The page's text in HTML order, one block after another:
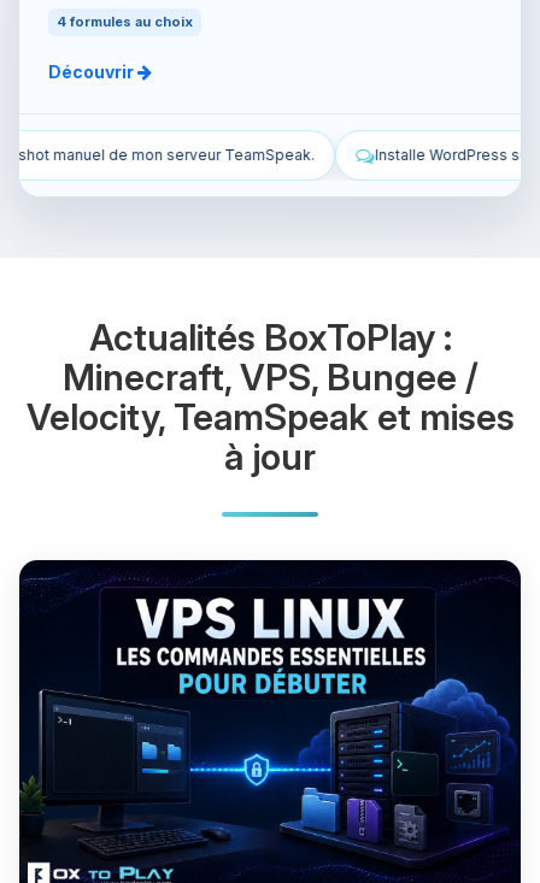
4 formules au choix
Découvrir
Installe WordPress sur mon VPS et configure-le. Sécurise
Actualités BoxToPlay :
Minecraft, VPS, Bungee /
Velocity, TeamSpeak et mises
à jour